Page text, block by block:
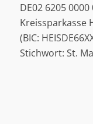
DE02 6205
Kreissparkasse
(BIC:
Stichwort: St.